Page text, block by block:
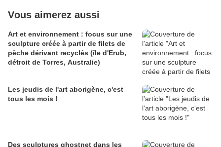
Vous aimerez aussi
Art et environnement : focus sur une
sculpture créée à partir de filets de
pêche dérivant recyclés (île d'Erub,
détroit de Torres, Australie)
Les jeudis de l'art aborigène, c'est
tous les mois !
Des sculptures ghostnet dans les